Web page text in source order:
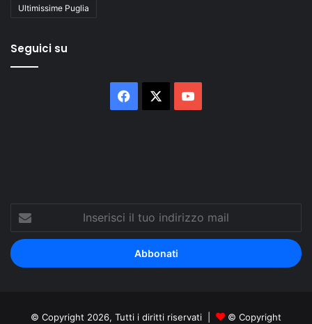
Ultimissime Puglia
Seguici su
Facebook
Inserisci
tuo
indirizzo
mail
© Copyright 2026, Tutti i diritti riservati |
© Copyright